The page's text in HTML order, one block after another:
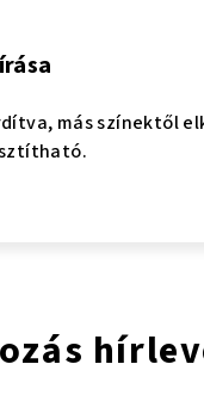
más színektől